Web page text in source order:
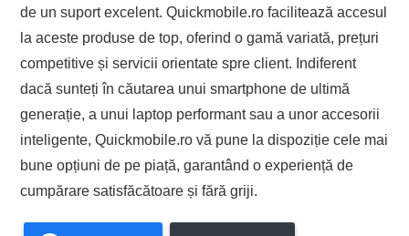
de un suport excelent. Quickmobile.ro facilitează accesul
la aceste produse de top, oferind o gamă variată, prețuri
competitive și servicii orientate spre client. Indiferent
dacă sunteți în căutarea unui smartphone de ultimă
generație, a unui laptop performant sau a unor accesorii
inteligente, Quickmobile.ro vă pune la dispoziție cele mai
bune opțiuni de pe piață, garantând o experiență de
cumpărare satisfăcătoare și fără griji.